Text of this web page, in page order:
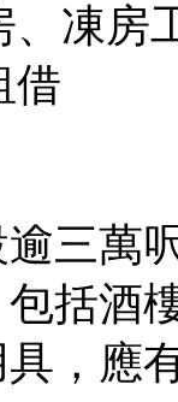
、凍房
借
三萬
括酒
，應